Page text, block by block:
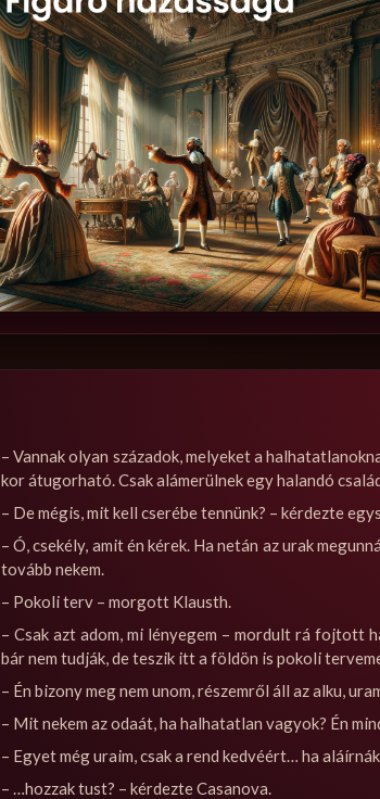
– Vannak olyan századok, melyeket a
kor átugorható. Csak alámerülnek egy halandó
– De mégis, mit kell cserébe tennünk? – kérdezte
– Ó, csekély, amit én kérek. Ha netán az urak
tovább nekem.
– Pokoli terv – morgott Klausth.
– Csak azt adom, mi lényegem – mordult rá fojtott
bár nem tudják, de teszik itt a földön is pokoli
– Én bizony meg nem unom, részemről áll az alku,
– Mit nekem az odaát, ha halhatatlan vagyok? Én
– Egyet még uraim, csak a rend kedvéért… ha
– …hozzak tust? – kérdezte Casanova.